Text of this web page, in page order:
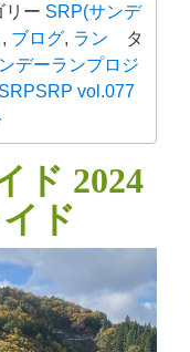
リー SRP(サンデ
, ブログ, ラン
タ
デーランプロジ
SRPSRP vol.077
ド 2024
ド